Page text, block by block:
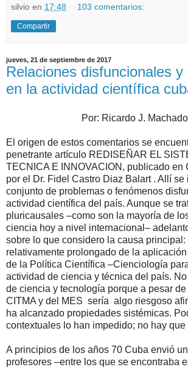
silvio en 17:48 103 comentarios:
Compartir
jueves, 21 de septiembre de 2017
Relaciones disfuncionales
en la actividad científica
Por: Ricardo J.
El origen de estos comentarios se
penetrante artículo REDISEÑAR EL
TECNICA E INNOVACION, publicado en
por el Dr. Fidel Castro Diaz Balart . Allí se
conjunto de problemas o fenómenos
actividad científica del país. Aunque se
pluricausales –como son la mayoría de
ciencia hoy a nivel internacional–
sobre lo que considero la causa
relativamente prolongado de la
de la Política Científica –Cienciología
actividad de ciencia y técnica del país.
de ciencia y tecnología porque a pesar de
CITMA y del MES sería algo riesgoso
ha alcanzado propiedades sistémicas.
contextuales lo han impedido; no hay
A principios de los años 70 Cuba envió
profesores –entre los que se encontraba